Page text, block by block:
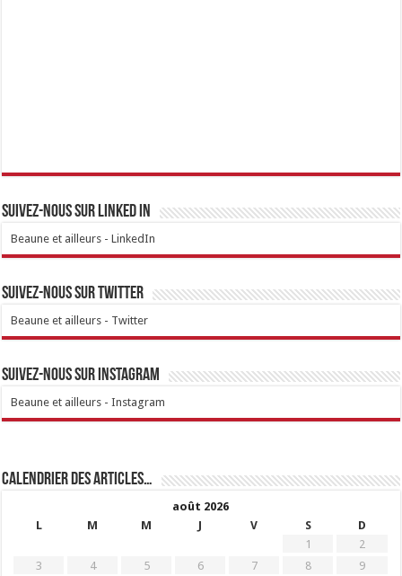
Suivez-nous sur linked IN
Beaune et ailleurs - LinkedIn
Suivez-nous sur Twitter
Beaune et ailleurs - Twitter
Suivez-nous sur Instagram
Beaune et ailleurs - Instagram
Calendrier des articles…
août 2026
L
M M J V S
D
1
2
3
4 5 6 7 8
9